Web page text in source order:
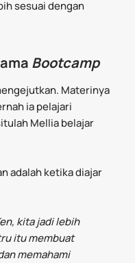
sesuai dengan
Bootcamp
Materinya
ia pelajari
Mellia belajar
adalah ketika diajar
kita jadi lebih
itu membuat
memahami